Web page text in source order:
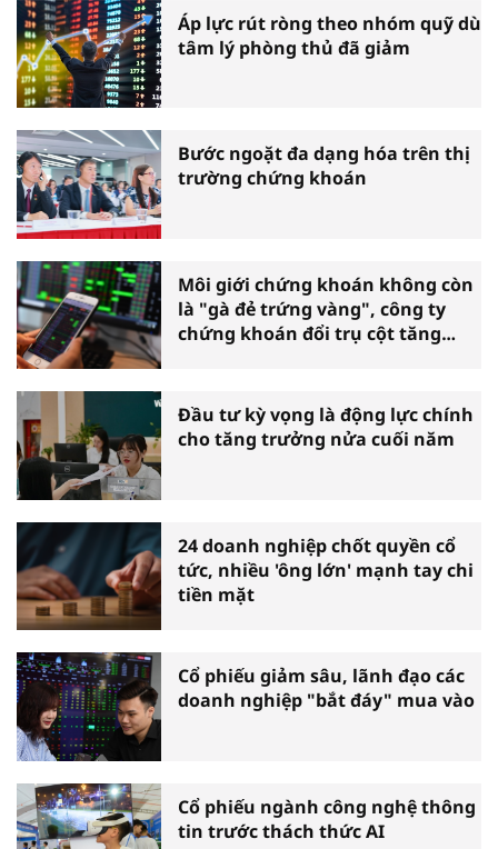
Áp lực rút ròng theo nhóm quỹ dù
tâm lý phòng thủ đã giảm
Bước ngoặt đa dạng hóa trên thị
trường chứng khoán
Môi giới chứng khoán không còn
là "gà đẻ trứng vàng", công ty
chứng khoán đổi trụ cột tăng
Đầu tư kỳ vọng là động lực chính
cho tăng trưởng nửa cuối năm
24 doanh nghiệp chốt quyền cổ
tức, nhiều 'ông lớn' mạnh tay chi
tiền mặt
Cổ phiếu giảm sâu, lãnh đạo các
doanh nghiệp "bắt đáy" mua vào
Cổ phiếu ngành công nghệ thông
tin trước thách thức AI